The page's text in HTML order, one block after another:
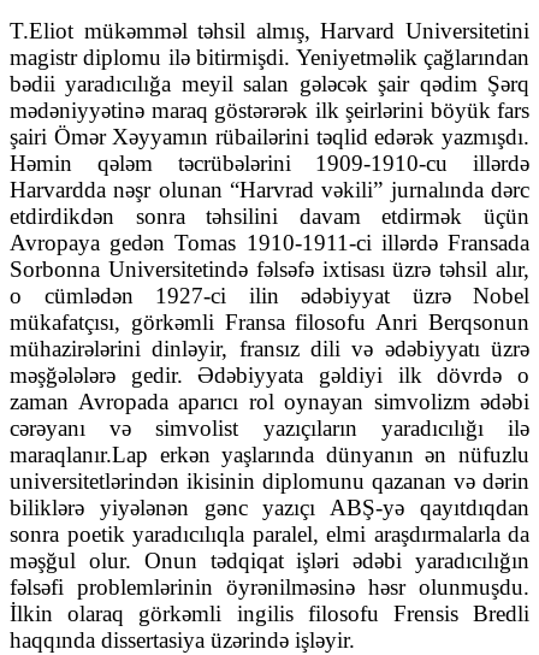
T.Eliot mükəmməl təhsil almış, Harvard Universitetini
magistr diplomu ilə bitirmişdi. Yeniyetməlik çağlarından
bədii yaradıcılığa meyil salan gələcək şair qədim Şərq
mədəniyyətinə maraq göstərərək ilk şeirlərini böyük fars
şairi Ömər Xəyyamın rübailərini təqlid edərək yazmışdı.
Həmin qələm təcrübələrini 1909-1910-cu illərdə
Harvardda nəşr olunan “Harvrad vəkili” jurnalında dərc
etdirdikdən sonra təhsilini davam etdirmək üçün
Avropaya gedən Tomas 1910-1911-сi illərdə Fransada
Sorbonna Universitetində fəlsəfə ixtisası üzrə təhsil alır,
o cümlədən 1927-ci ilin ədəbiyyat üzrə Nobel
mükafatçısı, görkəmli Fransa filosofu Anri Berqsonun
mühazirələrini dinləyir, fransız dili və ədəbiyyatı üzrə
məşğələlərə gedir. Ədəbiyyata gəldiyi ilk dövrdə o
zaman Avropada aparıcı rol oynayan simvolizm ədəbi
cərəyanı və simvolist yazıçıların yaradıcılığı ilə
maraqlanır.Lap erkən yaşlarında dünyanın ən nüfuzlu
universitetlərindən ikisinin diplomunu qazanan və dərin
biliklərə yiyələnən gənc yazıçı ABŞ-yə qayıtdıqdan
sonra poetik yaradıcılıqla paralel, elmi araşdırmalarla da
məşğul olur. Onun tədqiqat işləri ədəbi yaradıcılığın
fəlsəfi problemlərinin öyrənilməsinə həsr olunmuşdu.
İlkin olaraq görkəmli ingilis filosofu Frensis Bredli
haqqında dissertasiya üzərində işləyir.